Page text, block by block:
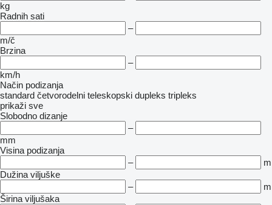
kg
Radnih sati
–
m/č
Brzina
–
km/h
Način podizanja
standard četvorodelni teleskopski dupleks tripleks
prikaži sve
Slobodno dizanje
–
mm
Visina podizanja
–
m
Dužina viljuške
–
m
Širina viljušaka